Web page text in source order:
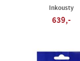
Inkousty
639,-